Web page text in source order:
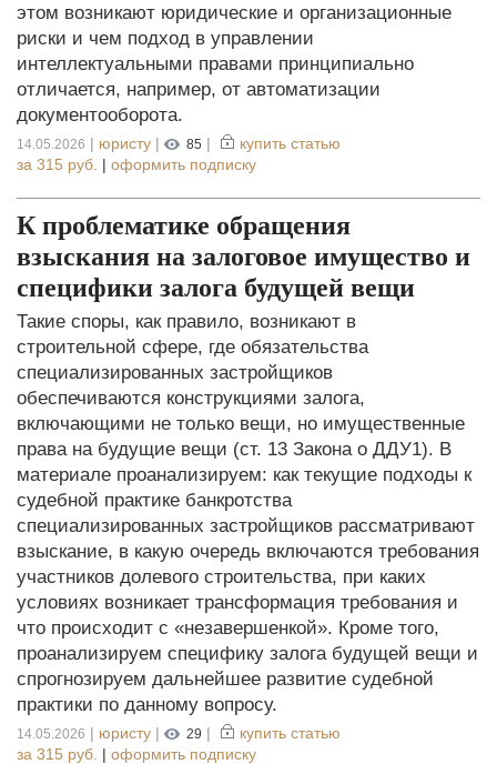
этом возникают юридические и организационные
риски и чем подход в управлении
интеллектуальными правами принципиально
отличается, например, от автоматизации
документооборота.
14.05.2026 | юристу | 85 |
купить статью
за 315 руб. | оформить подписку
К проблематике обращения
взыскания на залоговое имущество и
специфики залога будущей вещи
Такие споры, как правило, возникают в
строительной сфере, где обязательства
специализированных застройщиков
обеспечиваются конструкциями залога,
включающими не только вещи, но имущественные
права на будущие вещи (ст. 13 Закона о ДДУ1). В
материале проанализируем: как текущие подходы к
судебной практике банкротства
специализированных застройщиков рассматривают
взыскание, в какую очередь включаются требования
участников долевого строительства, при каких
условиях возникает трансформация требования и
что происходит с «незавершенкой». Кроме того,
проанализируем специфику залога будущей вещи и
спрогнозируем дальнейшее развитие судебной
практики по данному вопросу.
14.05.2026 | юристу | 29 |
купить статью
за 315 руб. | оформить подписку